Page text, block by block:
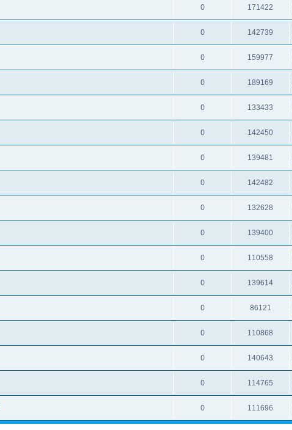
0 171422
0 142739
0 159977
0 189169
0 133433
0 142450
0 139481
0 142482
0 132628
0 139400
0 110558
0 139614
0 86121
0 110868
0 140643
0 114765
0 111696